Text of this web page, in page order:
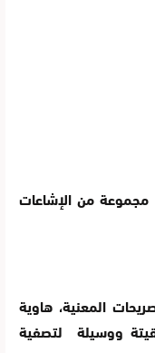
من الإشاعات
المعنية، هاوية
ووسيلة لتصفية